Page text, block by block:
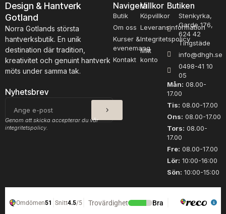
Design & Hantverk
Gotland
Norra Gotlands största
hantverksbutik. En unik
destination där tradition,
kreativitet och genuint hantverk
möts under samma tak.
Nyhetsbrev
post
SKICKA
Genom att skicka accepterar du vår
integritetspolicy.
Navigera
Butik
Om oss
Kurser &
evenemang
Kontakt
Villkor
Köpvillkor
Leveransinformation
Integritetspolicy
Mitt
konto
Butiken
Stenkyrka,
Garde 176,
624 42
Tingstäde
info@dhgh.se
0498-41 10
05
Mån: 08.00-
17.00
Tis: 08.00-17.00
Ons: 08.00-17.00
Tors: 08.00-
17.00
Fre: 08.00-17.00
Lör: 10:00-16:00
Sön: 10:00-15:00